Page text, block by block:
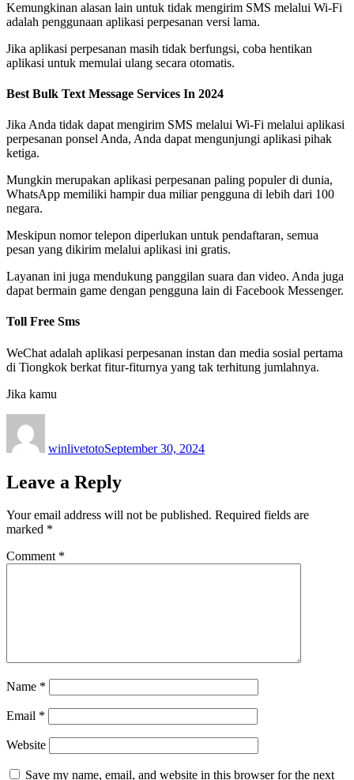
Kemungkinan alasan lain untuk tidak mengirim SMS melalui Wi-Fi
adalah penggunaan aplikasi perpesanan versi lama.
Jika aplikasi perpesanan masih tidak berfungsi, coba hentikan
aplikasi untuk memulai ulang secara otomatis.
Best Bulk Text Message Services In 2024
Jika Anda tidak dapat mengirim SMS melalui Wi-Fi melalui aplikasi
perpesanan ponsel Anda, Anda dapat mengunjungi aplikasi pihak
ketiga.
Mungkin merupakan aplikasi perpesanan paling populer di dunia,
WhatsApp memiliki hampir dua miliar pengguna di lebih dari 100
negara.
Meskipun nomor telepon diperlukan untuk pendaftaran, semua
pesan yang dikirim melalui aplikasi ini gratis.
Layanan ini juga mendukung panggilan suara dan video. Anda juga
dapat bermain game dengan pengguna lain di Facebook Messenger.
Toll Free Sms
WeChat adalah aplikasi perpesanan instan dan media sosial pertama
di Tiongkok berkat fitur-fiturnya yang tak terhitung jumlahnya.
Jika kamu
winlivetotoSeptember 30, 2024
Leave a Reply
Your email address will not be published. Required fields are
marked *
Comment *
Name *
Email *
Website
Save my name, email, and website in this browser for the next